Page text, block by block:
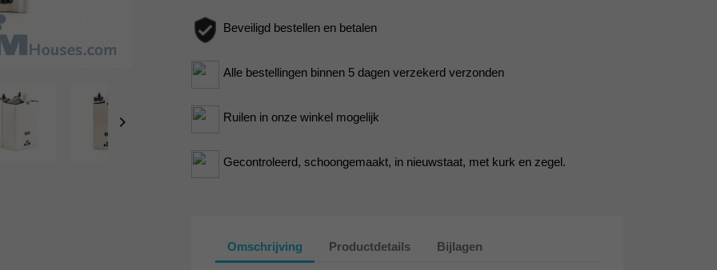

Beveiligd bestellen en betalen
Alle bestellingen binnen 5 dagen verzekerd verzonden
Ruilen in onze winkel mogelijk
Gecontroleerd, schoongemaakt, in nieuwstaat, met kurk en zegel.
Omschrijving Productdetails Bijlagen